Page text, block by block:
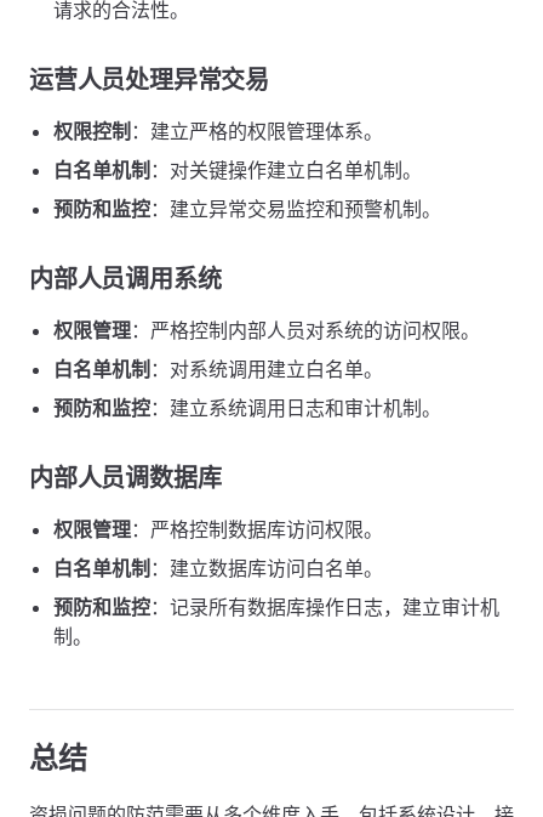
请求的合法性。
运营人员处理异常交易
权限控制 ：建立严格的权限管理体系。
白名单机制 ：对关键操作建立白名单机制。
预防和监控：建立异常交易监控和预警机制。
内部人员调用系统
权限管理：严格控制内部人员对系统的访问权限。
白名单机制 ：对系统调用建立白名单。
预防和监控：建立系统调用日志和审计机制。
内部人员调数据库
权限管理：严格控制数据库访问权限。
白名单机制 ：建立数据库访问白名单。
预防和监控：记录所有数据库操作日志，建立审计机
制。
总结